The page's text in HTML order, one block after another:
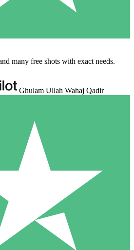
many free shots with exact needs.
Ghulam Ullah Wahaj Qadir